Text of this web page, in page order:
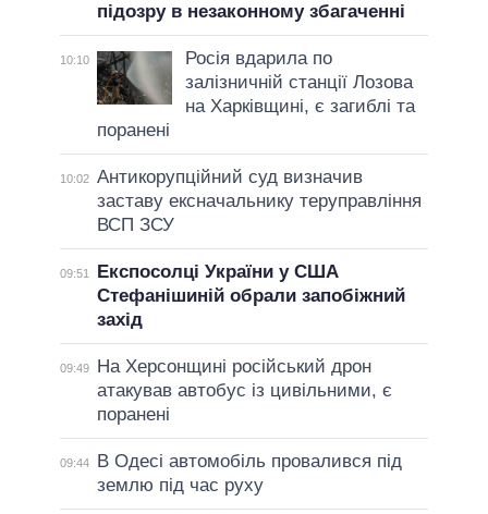
підозру в незаконному збагаченні
10:10
Росія вдарила по
залізничній станції Лозова
на Харківщині, є загиблі та
поранені
10:02 Антикорупційний суд визначив
заставу ексначальнику теруправління
ВСП ЗСУ
09:51
Експосолці України у США
Стефанішиній обрали запобіжний
захід
09:49
На Херсонщині російський дрон
атакував автобус із цивільними, є
поранені
09:44
В Одесі автомобіль провалився під
землю під час руху